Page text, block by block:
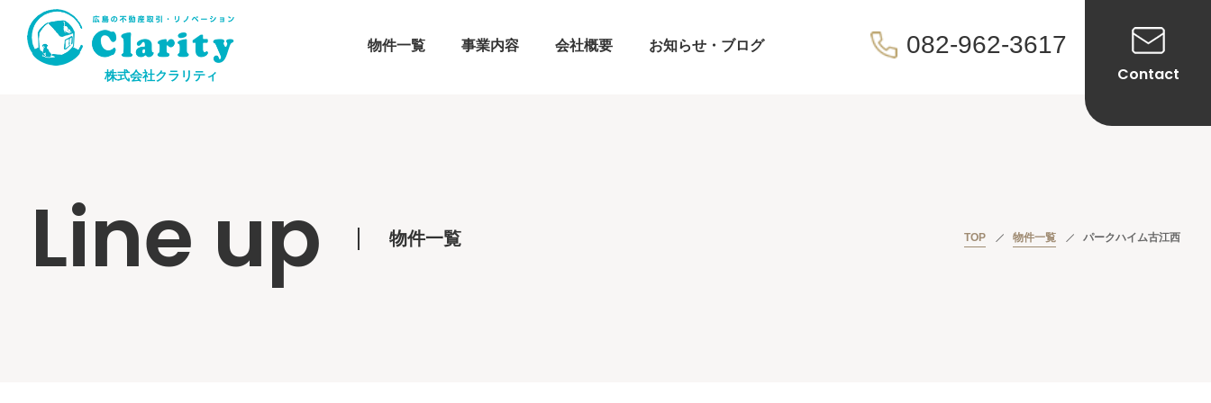
株式会社クラリティ
物件一覧 事業内容 会社概要 お知らせ・ブログ 082-962-3617
Contact
Line up 物件一覧 TOP 物件一覧 パークハイム古江西